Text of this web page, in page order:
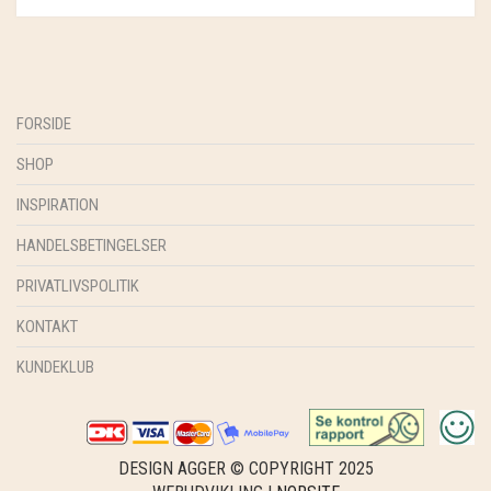
IBU JEWELS
KOUSTRUP & CO.
FORSIDE
SHOP
INSPIRATION
HANDELSBETINGELSER
PRIVATLIVSPOLITIK
KONTAKT
KUNDEKLUB
DESIGN AGGER © COPYRIGHT 2025